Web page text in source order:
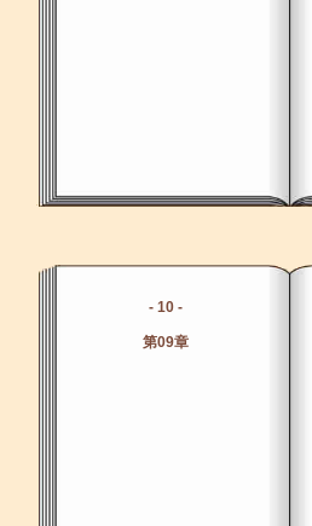
- 10 -
第09章